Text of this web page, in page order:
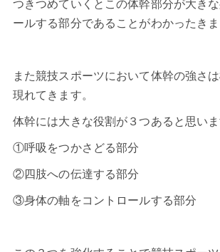
つきつめていくとこの体幹部分が大き
ールする部分であることがわかったきま
また競技スポーツにおいて体幹の強さ
現れてきます。
体幹には大きな役割が３つあると思いま
①呼吸をつかさどる部分
②四肢への伝達する部分
③身体の軸をコントロールする部分